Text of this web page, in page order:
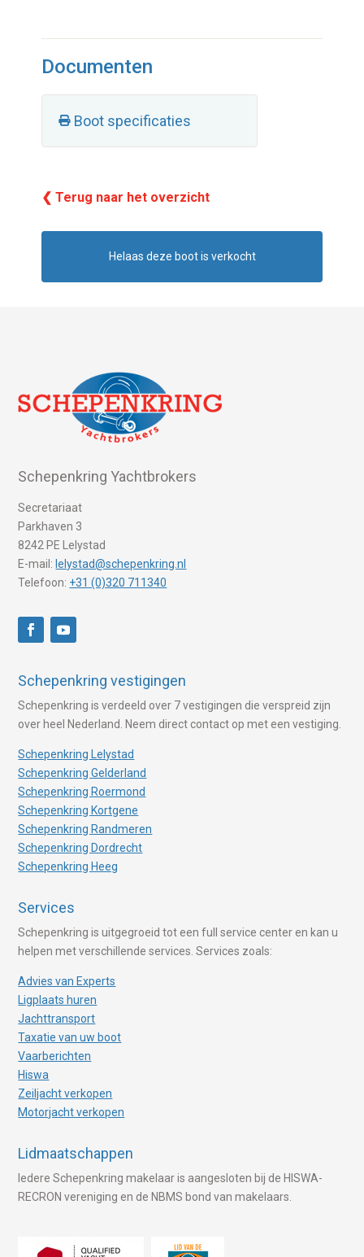
Documenten
Boot specificaties
❮ Terug naar het overzicht
Helaas deze boot is verkocht
Schepenkring Yachtbrokers
Secretariaat
Parkhaven 3
8242 PE Lelystad
E-mail: lelystad@schepenkring.nl
Telefoon: +31 (0)320 711340
Schepenkring vestigingen
Schepenkring is verdeeld over 7 vestigingen die verspreid zijn
over heel Nederland. Neem direct contact op met een vestiging.
Schepenkring Lelystad
Schepenkring Gelderland
Schepenkring Roermond
Schepenkring Kortgene
Schepenkring Randmeren
Schepenkring Dordrecht
Schepenkring Heeg
Services
Schepenkring is uitgegroeid tot een full service center en kan u
helpen met verschillende services. Services zoals:
Advies van Experts
Ligplaats huren
Jachttransport
Taxatie van uw boot
Vaarberichten
Hiswa
Zeiljacht verkopen
Motorjacht verkopen
Lidmaatschappen
Iedere Schepenkring makelaar is aangesloten bij de HISWA-
RECRON vereniging en de NBMS bond van makelaars.